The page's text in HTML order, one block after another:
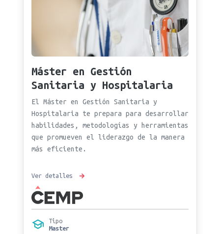
Máster en Gestión
Sanitaria y Hospitalaria
El Máster en Gestión Sanitaria y
Hospitalaria te prepara para desarrollar
habilidades, metodologías y herramientas
que promueven el liderazgo de la manera
más eficiente.
Ver detalles
Tipo
Master